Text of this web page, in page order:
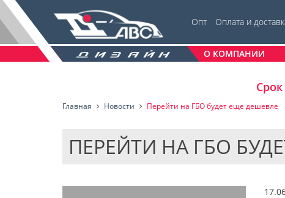
Опт Оплата и
О КОМПАНИИ
Главная Новости Перейти на ГБО будет еще дешевле
ПЕРЕЙТИ НА ГБО